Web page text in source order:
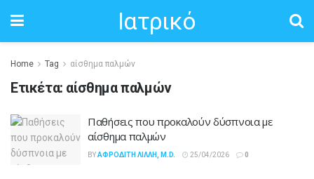
Ιατρικό
Home Tag αίσθημα παλμών
Ετικέτα: αίσθημα παλμών
Παθήσεις που προκαλούν δύσπνοια με
αίσθημα παλμών
BYΑΦΡΟΔΊΤΗ ΛΙΛΛΉ, M.D. 25/04/2026 0